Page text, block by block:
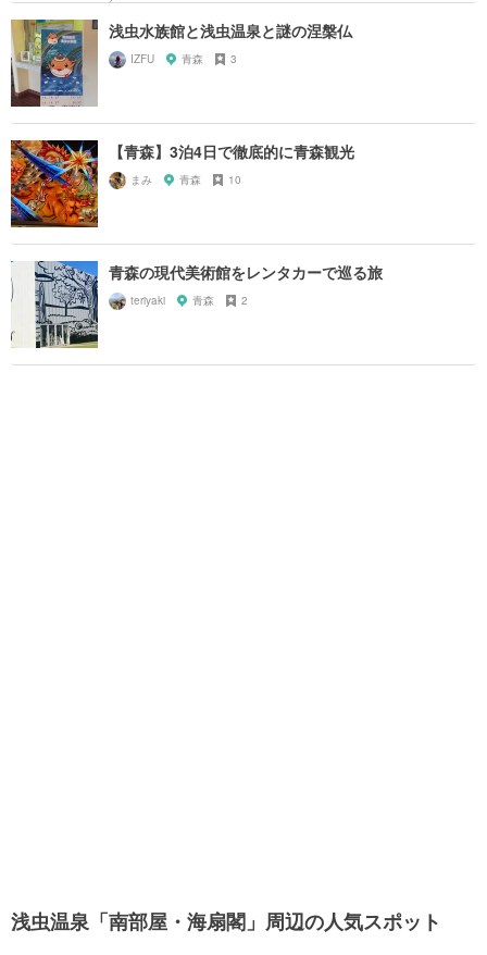
浅虫水族館と浅虫温泉と謎の涅槃仏
IZFU 青森 3
【青森】3泊4日で徹底的に青森観光
まみ 青森 10
青森の現代美術館をレンタカーで巡る旅
teriyaki 青森 2
浅虫温泉「南部屋・海扇閣」周辺の人気スポット